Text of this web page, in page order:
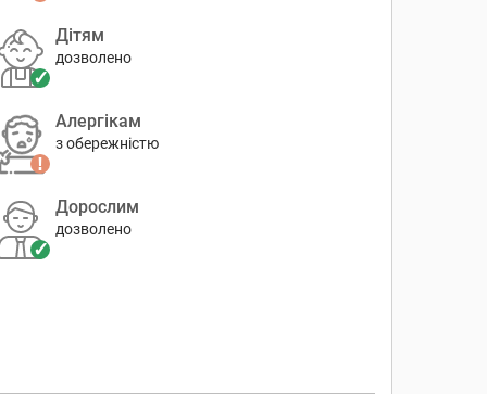
Дітям
дозволено
Алергікам
з обережністю
Дорослим
дозволено